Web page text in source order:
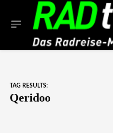
TAG RESULTS:
Qeridoo